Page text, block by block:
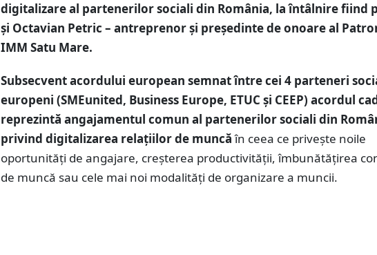
digitalizare al partenerilor sociali din România, la întâlnire fiind
și Octavian Petric – antreprenor și președinte de onoare al
IMM Satu Mare.
Subsecvent acordului european semnat între cei 4 parteneri
europeni (SMEunited, Business Europe, ETUC și CEEP) acordul
reprezintă angajamentul comun al partenerilor sociali din
privind digitalizarea relațiilor de muncăîn ceea ce privește noile
oportunități de angajare, creșterea productivității, îmbunătățirea
de muncă sau cele mai noi modalități de organizare a muncii.